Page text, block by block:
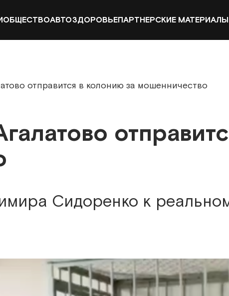
ОБЩЕСТВОАВТОЗДОРОВЬЕПАРТНЕРСКИЕ МАТЕРИАЛЫ
отправится в колонию за мошенничество
Сидоренко к